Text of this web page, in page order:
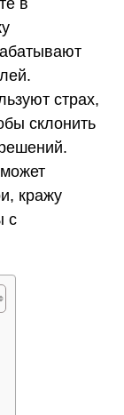
страх,
склонить
кражу
с